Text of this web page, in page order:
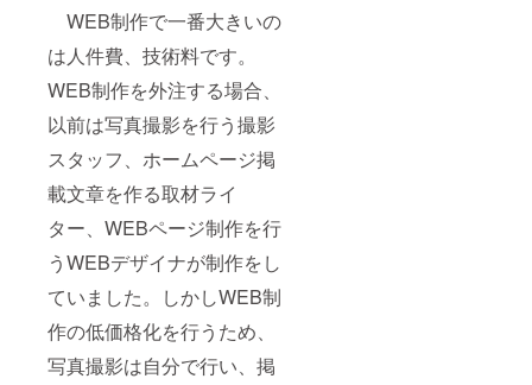
WEB制作で一番大きいの
は人件費、技術料です。
WEB制作を外注する場合、
以前は写真撮影を行う撮影
スタッフ、ホームページ掲
載文章を作る取材ライ
ター、WEBページ制作を行
うWEBデザイナが制作をし
ていました。しかしWEB制
作の低価格化を行うため、
写真撮影は自分で行い、掲